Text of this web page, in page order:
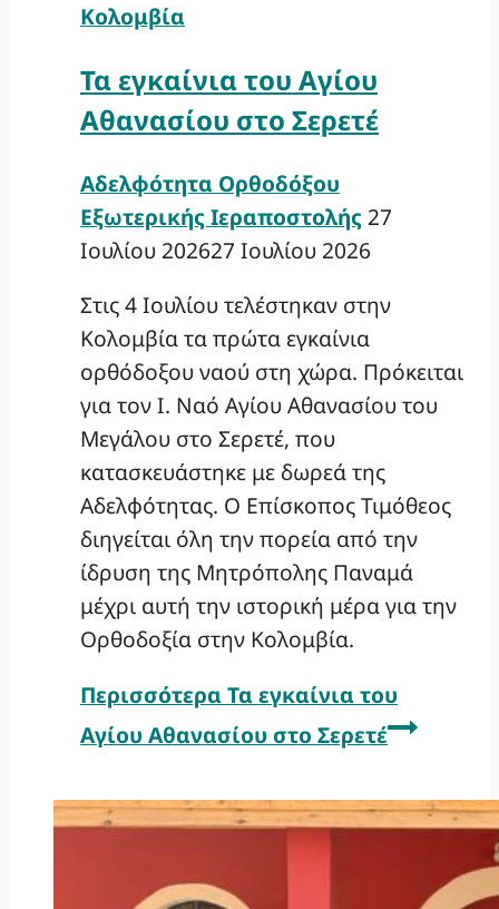
Κολομβία
Τα εγκαίνια του Αγίου
Αθανασίου στο Σερετέ
Αδελφότητα Ορθοδόξου
Εξωτερικής Ιεραποστολής 27
Ιουλίου 202627 Ιουλίου 2026
Στις 4 Ιουλίου τελέστηκαν στην
Κολομβία τα πρώτα εγκαίνια
ορθόδοξου ναού στη χώρα. Πρόκειται
για τον Ι. Ναό Αγίου Αθανασίου του
Μεγάλου στο Σερετέ, που
κατασκευάστηκε με δωρεά της
Αδελφότητας. Ο Επίσκοπος Τιμόθεος
διηγείται όλη την πορεία από την
ίδρυση της Μητρόπολης Παναμά
μέχρι αυτή την ιστορική μέρα για την
Ορθοδοξία στην Κολομβία.
Περισσότερα Τα εγκαίνια του
Αγίου Αθανασίου στο Σερετέ